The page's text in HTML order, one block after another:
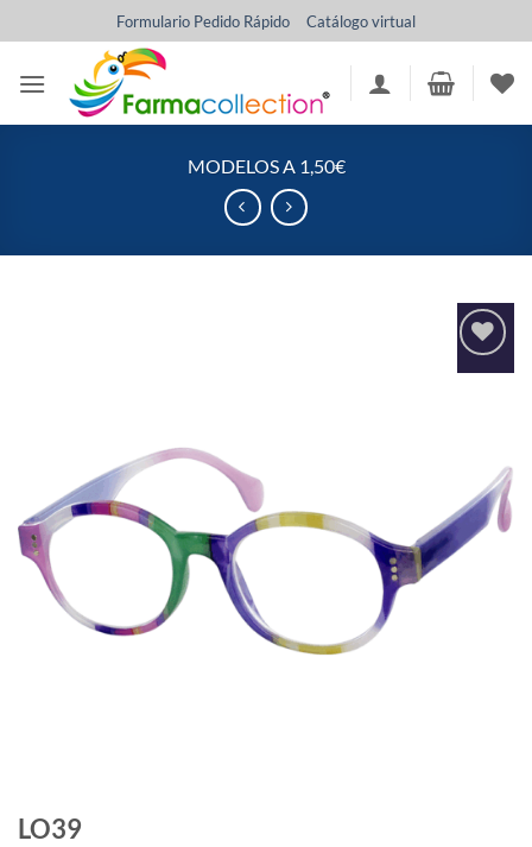
al
contenido
Formulario Pedido Rápido Catálogo virtual
MODELOS A 1,50€
Añadir
LO39